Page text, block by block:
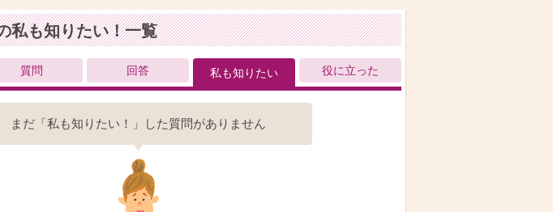
私も知りたい！一覧
質問 回答 私も知りたい 役に立った
まだ「私も知りたい！」した質問がありません